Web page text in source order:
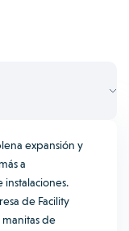
expansión y
a
instalaciones.
de Facility
de